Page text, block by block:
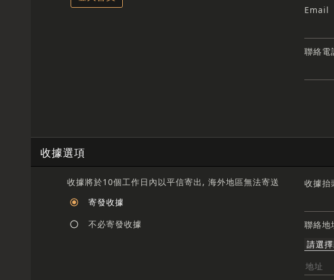
Email
聯絡電
收據選項
收據將於10個工作日內以平信寄出, 海外地區無法寄送
寄發收據
不必寄發收據
收據抬
聯絡地